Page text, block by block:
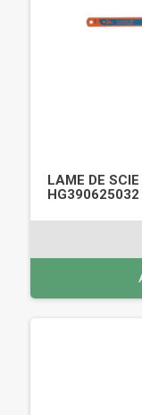
LAME DE
HG390625032